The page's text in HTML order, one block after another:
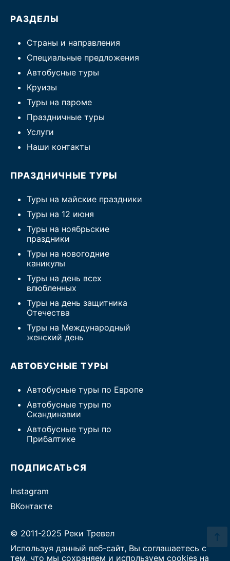
РАЗДЕЛЫ
Страны и направления
Специальные предложения
Автобусные туры
Круизы
Туры на пароме
Праздничные туры
Услуги
Наши контакты
ПРАЗДНИЧНЫЕ ТУРЫ
Туры на майские праздники
Туры на 12 июня
Туры на ноябрьские
праздники
Туры на новогодние
каникулы
Туры на день всех
влюбленных
Туры на день защитника
Отечества
Туры на Международный
женский день
АВТОБУСНЫЕ ТУРЫ
Автобусные туры по Европе
Автобусные туры по
Скандинавии
Автобусные туры по
Прибалтике
ПОДПИСАТЬСЯ
Instagram
ВКонтакте
© 2011-2025 Реки Тревел
Используя данный веб-сайт, Вы соглашаетесь с
тем, что мы сохраняем и используем cookies на